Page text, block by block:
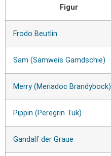
Figur
Frodo Beutlin
Sam (Samweis Gamdschie)
Merry (Meriadoc Brandybock)
Pippin (Peregrin Tuk)
Gandalf der Graue